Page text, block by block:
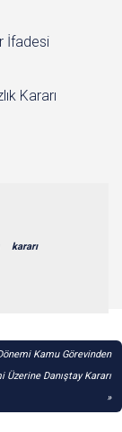
İfadesi
Kararı
kararı
Kamu Görevinden
Üzerine Danıştay Kararı